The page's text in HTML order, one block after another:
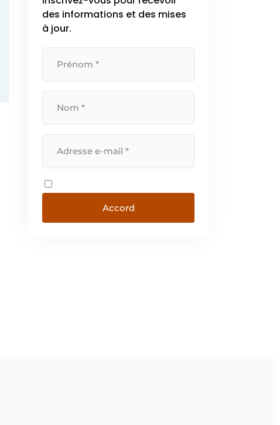
des informations et des mises
à jour.
Accord